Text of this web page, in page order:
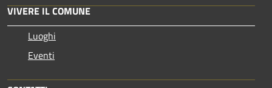
VIVERE IL COMUNE
Luoghi
Eventi